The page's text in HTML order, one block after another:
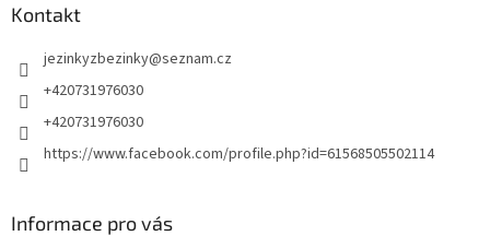
Kontakt
jezinkyzbezinky@seznam.cz
+420731976030
+420731976030
https://www.facebook.com/profile.php?id=61568505502114
Informace pro vás